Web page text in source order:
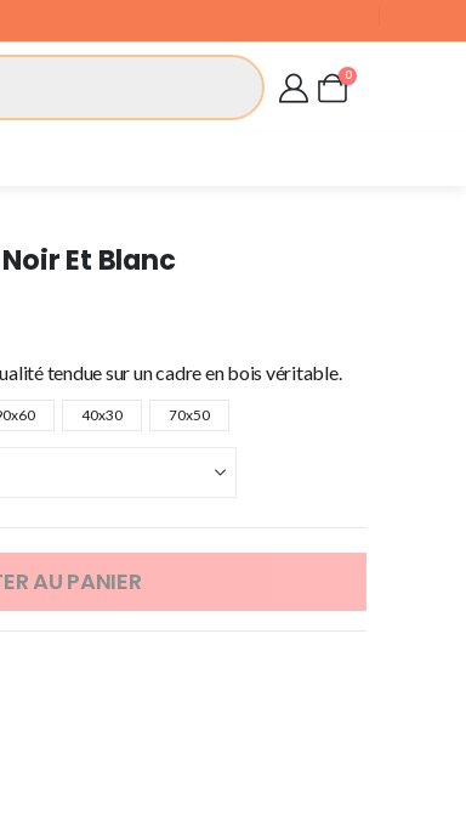
0
Et Blanc
tendue sur un cadre en bois véritable.
40x30 70x50
AU PANIER